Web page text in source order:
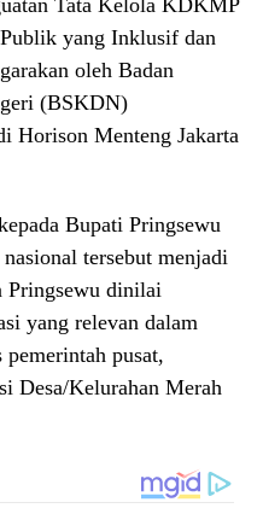
Tata Kelola KDKMP
yang Inklusif dan
oleh Badan
(BSKDN)
Horison Menteng Jakarta
Bupati Pringsewu
tersebut menjadi
Pringsewu dinilai
yang relevan dalam
pusat,
Desa/Kelurahan Merah